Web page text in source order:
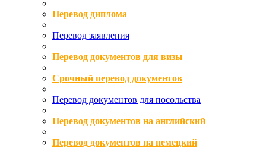
Перевод диплома
Перевод заявления
Перевод документов для визы
Срочный перевод документов
Перевод документов для посольства
Перевод документов на английский
Перевод документов на немецкий